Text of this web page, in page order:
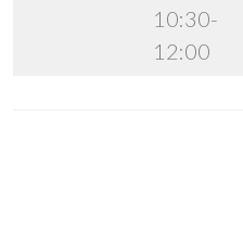
10:30-
12:00